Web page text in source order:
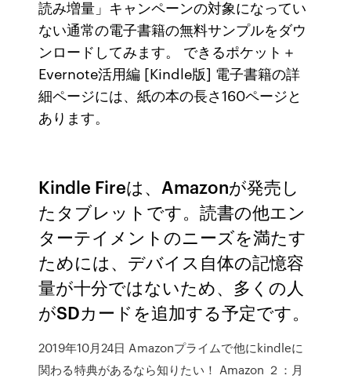
読み増量」キャンペーンの対象になってい
ない通常の電子書籍の無料サンプルをダウ
ンロードしてみます。 できるポケット＋
Evernote活用編 [Kindle版] 電子書籍の詳
細ページには、紙の本の長さ160ページと
あります。
Kindle Fireは、Amazonが発売し
たタブレットです。読書の他エン
ターテイメントのニーズを満たす
ためには、デバイス自体の記憶容
量が十分ではないため、多くの人
がSDカードを追加する予定です。
2019年10月24日 Amazonプライムで他にkindleに
関わる特典があるなら知りたい！ Amazon ２：月